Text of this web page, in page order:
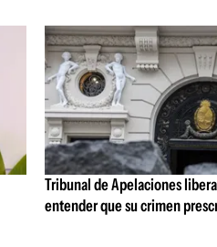
Tribunal de Apelaciones
entender que su crimen